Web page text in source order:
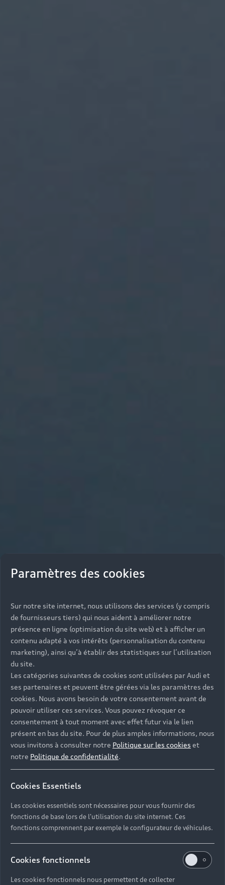
Paramètres des cookies
Sur notre site internet, nous utilisons des services (y compris
de fournisseurs tiers) qui nous aident à améliorer notre
présence en ligne (optimisation du site web) et à afficher un
contenu adapté à vos intérêts (personnalisation du contenu
marketing), ainsi qu’à établir des statistiques sur l’utilisation
du site.
Les catégories suivantes de cookies sont utilisées par Audi et
ses partenaires et peuvent être gérées via les paramètres des
cookies. Nous avons besoin de votre consentement avant de
pouvoir utiliser ces services. Vous pouvez révoquer ce
consentement à tout moment avec effet futur via le lien
présent en bas du site. Pour de plus amples informations, nous
vous invitons à consulter notre Politique sur les cookies et
notre Politique de confidentialité.
Cookies Essentiels
Les cookies essentiels sont nécessaires pour vous fournir des
fonctions de base lors de l'utilisation du site internet. Ces
fonctions comprennent par exemple le configurateur de véhicules.
Cookies fonctionnels
Les cookies fonctionnels nous permettent de collecter